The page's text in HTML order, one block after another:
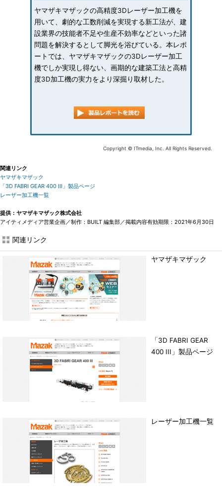
ヤマザキマザックの高精度3Dレーザー加工機を
用いて、劇的な工数削減を実現する新工法が、建
設業界の技能者不足や生産不効率などといった諸
問題を解決するとして脚光を浴びている。本レポ
ートでは、ヤマザキマザックの3Dレーザー加工
機でしか実現し得ない、画期的な建築工法と高精
度3D加工機の実力をより深掘り取材した。
Copyright © ITmedia, Inc. All Rights Reserved.
関連リンク
ヤマザキマザック
「3D FABRI GEAR 400 III」製品ページ
レーザー加工機一覧
提供：ヤマザキマザック株式会社
アイティメディア営業企画／制作：BUILT 編集部／掲載内容有効期限：2021年6月30日
関連リンク
ヤマザキマザック
「3D FABRI GEAR
400 III」製品ページ
レーザー加工機一覧